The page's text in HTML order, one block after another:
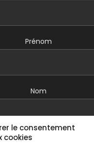
le consentement
cookies
Prénom
Nom